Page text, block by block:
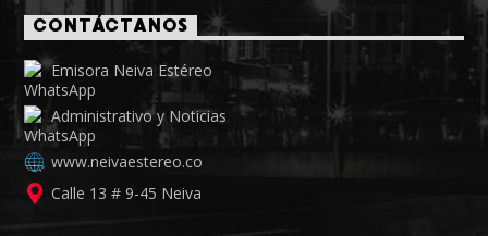
CONTÁCTANOS
Emisora Neiva Estéreo
Administrativo y Noticias
www.neivaestereo.co
Calle 13 # 9-45 Neiva